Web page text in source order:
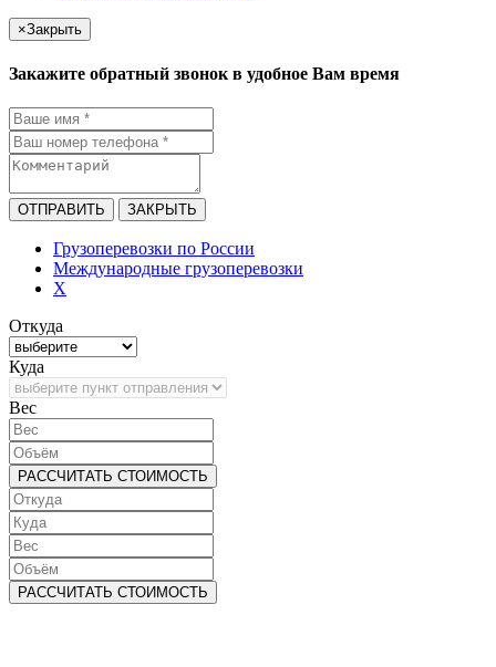
×Закрыть
Закажите обратный звонок в удобное Вам время
ОТПРАВИТЬ ЗАКРЫТЬ
Грузоперевозки по России
Международные грузоперевозки
X
Откуда
Куда
Bec
РАССЧИТАТЬ СТОИМОСТЬ
РАССЧИТАТЬ СТОИМОСТЬ